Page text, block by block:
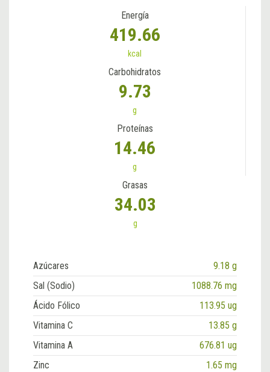
Energía
419.66
kcal
Carbohidratos
9.73
g
Proteínas
14.46
g
Grasas
34.03
g
Azúcares
9.18 g
Sal (Sodio)
1088.76 mg
Ácido Fólico
113.95 ug
Vitamina C
13.85 g
Vitamina A
676.81 ug
Zinc
1.65 mg